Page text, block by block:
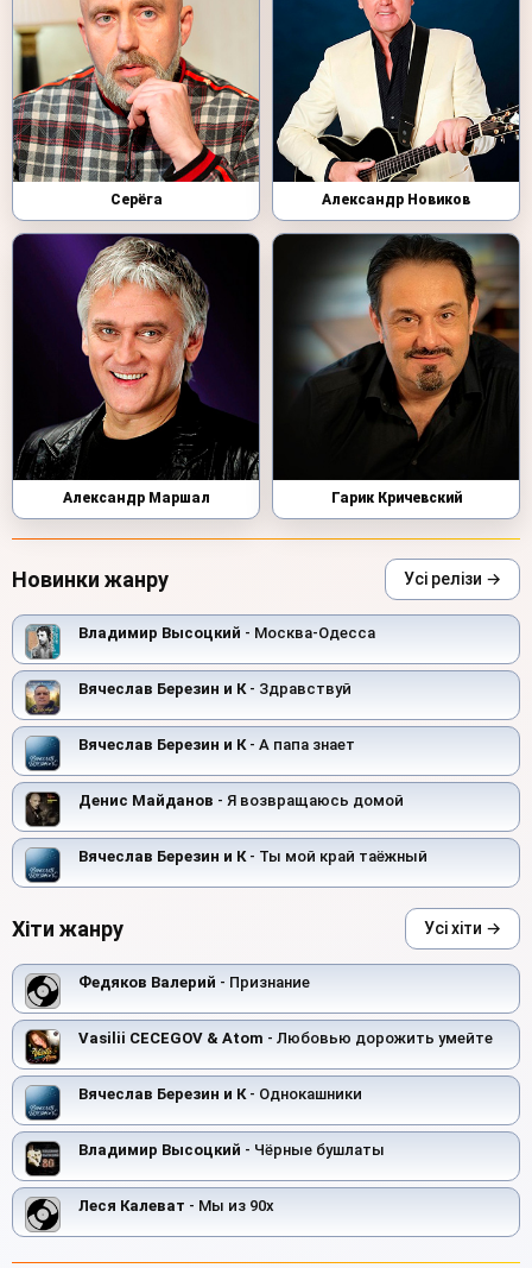
Серёга Александр Новиков
Александр Маршал Гарик Кричевский
Новинки жанру Усі релізи →
Владимир Высоцкий - Москва-Одесса
Вячеслав Березин и К- Здравствуй
Вячеслав Березин и К- А папа знает
Денис Майданов - Я возвращаюсь домой
Вячеслав Березин и К- Ты мой край таёжный
Хіти жанру Усі хіти →
Федяков Валерий - Признание
Vasilii CECEGOV & Atom - Любовью дорожить умейте
Вячеслав Березин и К- Однокашники
Владимир Высоцкий - Чёрные бушлаты
Леся Калеват - Мы из 90х